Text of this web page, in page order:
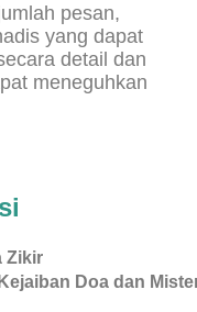
pesan,
yang dapat
detail dan
meneguhkan
Zikir
Doa dan